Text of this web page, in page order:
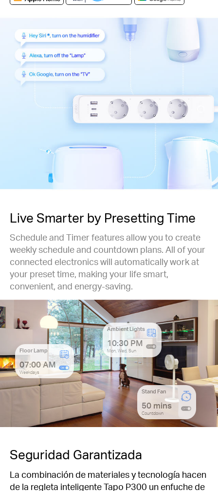
Live Smarter by Presetting Time
Schedule and Timer features allow you to create
weekly schedule and countdown plans. All of your
connected electronics will automatically work at
your preset time, making your life smart,
convenient, and energy-saving.
Floor Lamp
07:00 AM
Weekdays
Ambient Lights
10:30 PM
Mon, Wed, Sun
Stand Fan
50 mins
Countdown
Seguridad Garantizada
La combinación de materiales y tecnología hacen
de la regleta inteligente Tapo P300 un enfuche de